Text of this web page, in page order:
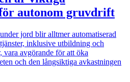
autonom gruvdrift
jord blir alltmer automatiserad
inklusive utbildning och
vara avgörande för att öka
och den långsiktiga avkastningen